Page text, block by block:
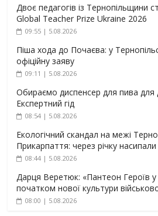
Двоє педагогів із Тернопільщини
Global Teacher Prize Ukraine 2026
09:55 | 5.08.2026
Піша хода до Почаєва: у
офіційну заяву
09:11 | 5.08.2026
Обираємо диспенсер для пива
Експертний гід
08:54 | 5.08.2026
Екологічний скандал на межі
Прикарпаття: через річку
08:44 | 5.08.2026
Дарця Веретюк: «Пантеон Героїв у
початком нової культури
08:00 | 5.08.2026